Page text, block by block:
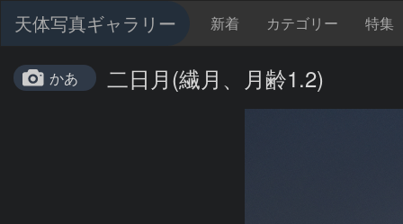
天体写真ギャラリー 新着 カテゴリー 特集
かあ 二日月(繊月、月齢1.2)